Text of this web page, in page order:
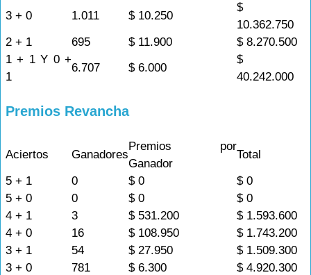
3 + 0
1.011 $ 10.250
$
10.362.750
2 + 1
695 $ 11.900
$ 8.270.500
1 + 1 Y 0 +
1
6.707 $ 6.000
$
40.242.000
Premios Revancha
Aciertos Ganadores
Premios por
Ganador
Total
5 + 1
0 $ 0
$ 0
5 + 0
0 $ 0
$ 0
4 + 1
3 $ 531.200
$ 1.593.600
4 + 0
16 $ 108.950
$ 1.743.200
3 + 1
54 $ 27.950
$ 1.509.300
3 + 0
781 $ 6.300
$ 4.920.300